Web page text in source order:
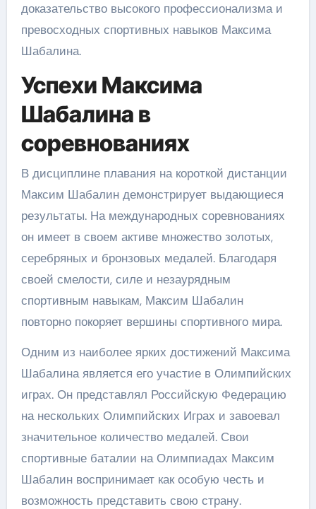
доказательство высокого профессионализма и
превосходных спортивных навыков Максима
Шабалина.
Успехи Максима
Шабалина в
соревнованиях
В дисциплине плавания на короткой дистанции
Максим Шабалин демонстрирует выдающиеся
результаты. На международных соревнованиях
он имеет в своем активе множество золотых,
серебряных и бронзовых медалей. Благодаря
своей смелости, силе и незаурядным
спортивным навыкам, Максим Шабалин
повторно покоряет вершины спортивного мира.
Одним из наиболее ярких достижений Максима
Шабалина является его участие в Олимпийских
играх. Он представлял Российскую Федерацию
на нескольких Олимпийских Играх и завоевал
значительное количество медалей. Свои
спортивные баталии на Олимпиадах Максим
Шабалин воспринимает как особую честь и
возможность представить свою страну.